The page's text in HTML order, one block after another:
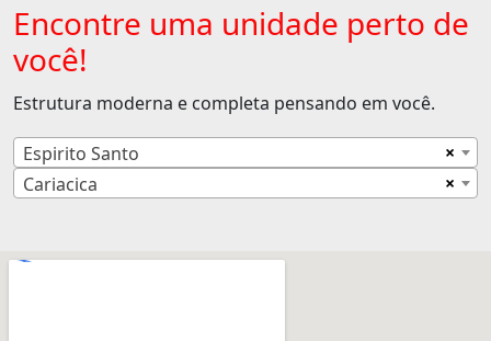
Encontre uma unidade perto de
você!
Estrutura moderna e completa pensando em você.
×
Espirito Santo
×
Cariacica